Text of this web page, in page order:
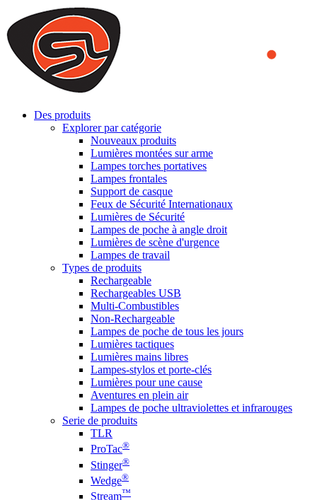
We use cookies to ensure that we provide you the best experience
on our website. By continuing to browse this website, you accept
that cookies are used to help us analyze how the website is used and
to offer you a better experience. To learn more or to find out how
you can disable cookies, you can access our
Des produits
Explorer par catégorie
Nouveaux produits
Lumières montées sur arme
Lampes torches portatives
Lampes frontales
Support de casque
Feux de Sécurité Internationaux
Lumières de Sécurité
Lampes de poche à angle droit
Lumières de scène d'urgence
Lampes de travail
Types de produits
Rechargeable
Rechargeables USB
Multi-Combustibles
Non-Rechargeable
Lampes de poche de tous les jours
Lumières tactiques
Lumières mains libres
Lampes-stylos et porte-clés
Lumières pour une cause
Aventures en plein air
Lampes de poche ultraviolettes et infrarouges
Serie de produits
TLR
ProTac®
Stinger®
Wedge®
Stream™